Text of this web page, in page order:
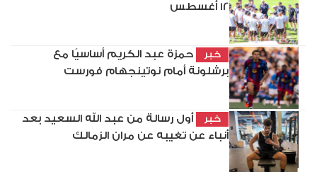
12 أغسطس
خبر
حمزة عبد الكريم أساسيًا مع
برشلونة أمام نوتينجهام فورست
خبر
أول رسالة من عبد الله السعيد بعد
أنباء عن تغيبه عن مران الزمالك